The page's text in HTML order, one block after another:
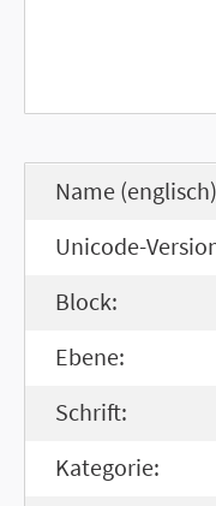
Name
Unicode-
Block:
Ebene:
Schrift:
Kategorie: